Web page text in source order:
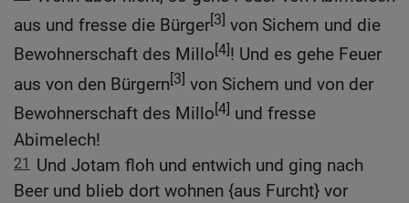
aus und fresse die Bürger[3] von Sichem und die
Bewohnerschaft des Millo[4]! Und es gehe Feuer
aus von den Bürgern[3] von Sichem und von der
Bewohnerschaft des Millo[4] und fresse
Abimelech!
21 Und Jotam floh und entwich und ging nach
Beer und blieb dort wohnen {aus Furcht} vor